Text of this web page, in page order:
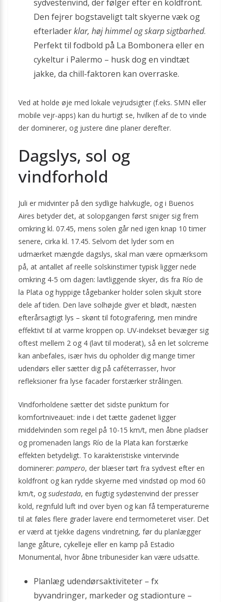
sydvestenvind, der følger efter en koldfront.
Den fejrer bogstaveligt talt skyerne væk og
efterladerklar, høj himmel og skarp sigtbarhed.
Perfekt til fodbold på La Bombonera eller en
cykeltur i Palermo – husk dog en vindtæt
jakke, da chill-faktoren kan overraske.
Ved at holde øje med lokale vejrudsigter (f.eks. SMN eller
mobile vejr-apps) kan du hurtigt se, hvilken af de to vinde
der dominerer, og justere dine planer derefter.
Dagslys, sol og
vindforhold
Juli er midvinter på den sydlige halvkugle, og i Buenos
Aires betyder det, at solopgangen først sniger sig frem
omkring kl. 07.45, mens solen går ned igen knap 10 timer
senere, cirka kl. 17.45. Selvom det lyder som en
udmærket mængde dagslys, skal man være opmærksom
på, at antallet af reelle solskinstimer typisk ligger nede
omkring 4-5 om dagen: lavtliggende skyer, dis fra Río de
la Plata og hyppige tågebanker holder solen skjult store
dele af tiden. Den lave solhøjde giver et blødt, næsten
efterårsagtigt lys – skønt til fotografering, men mindre
effektivt til at varme kroppen op. UV-indekset bevæger sig
oftest mellem 2 og 4 (lavt til moderat), så en let solcreme
kan anbefales, især hvis du opholder dig mange timer
udendørs eller sætter dig på caféterrasser, hvor
refleksioner fra lyse facader forstærker strålingen.
Vindforholdene sætter det sidste punktum for
komfortniveauet: inde i det tætte gadenet ligger
middelvinden som regel på 10-15 km/t, men åbne pladser
og promenaden langs Río de la Plata kan forstærke
effekten betydeligt. To karakteristiske vintervinde
dominerer: pampero, der blæser tørt fra sydvest efter en
koldfront og kan rydde skyerne med vindstød op mod 60
km/t, og sudestada, en fugtig sydøstenvind der presser
kold, regnfuld luft ind over byen og kan få temperaturerne
til at føles flere grader lavere end termometeret viser. Det
er værd at tjekke dagens vindretning, før du planlægger
lange gåture, cykelleje eller en kamp på Estadio
Monumental, hvor åbne tribunesider kan være udsatte.
Planlæg udendørsaktiviteter – fx
byvandringer, markeder og stadionture –